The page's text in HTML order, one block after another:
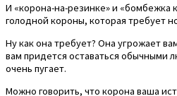
И «корона-на-резинке» и «бомбежка
голодной короны, которая требует
Ну как она требует? Она угрожает
вам придется оставаться обычными
очень пугает.
Можно говорить, что корона ваша